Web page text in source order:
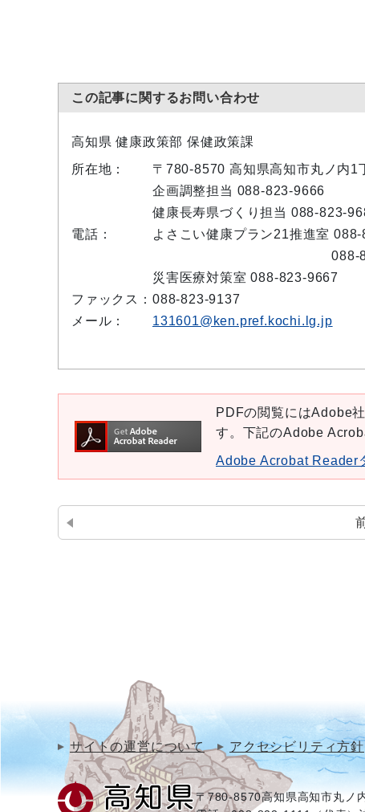
この記事に関するお問い合わせ
高知県 健康政策部 保健政策課
所在地：
〒780-8570 高知県高知市丸ノ内1
電話：
企画調整担当 088-823-9666
健康長寿県づくり担当 088-823-
よさこい健康プラン21推進室
088-823-
災害医療対策室 088-823-9667
ファックス： 088-823-9137
メール：
131601@ken.pref.kochi.lg.jp
PDFの閲覧にはAdobe
す。下記のAdobe
Adobe Acrobat Reader
サイトの運営について アクセシビリティ方針
〒780-8570高知県高知市丸ノ